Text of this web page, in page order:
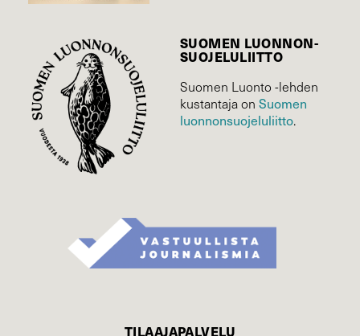
SUOMEN LUONNON­
SUOJELU­LIITTO
Suomen Luonto -lehden
kustantaja on Suomen
luonnonsuojelu­liitto.
TILAAJAPALVELU